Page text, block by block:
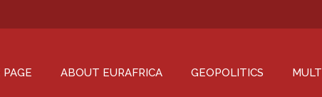
PAGE ABOUT EURAFRICA GEOPOLITICS